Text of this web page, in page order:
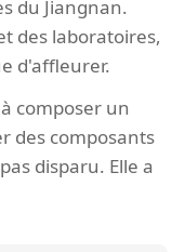
du Jiangnan.
des laboratoires,
d'affleurer.
composer un
des composants
disparu. Elle a